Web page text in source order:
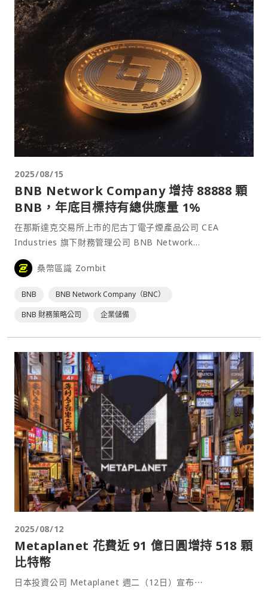
2025/08/15
BNB Network Company 增持 88888 顆
BNB，年底目標持有總供應量 1%
在那斯達克交易所上市的尼古丁電子煙產品公司 CEA
Industries 旗下財務管理公司 BNB Network
Company（BNC）週四宣布，公司再度購入 88,888 顆
BNB 代幣，進一步鞏固其作為全球最大 BNB 企業持有者的
桑幣區識 Zombit
BNB
BNB Network Company（BNC）
BNB 財務策略公司
企業儲備
2025/08/12
Metaplanet 花費近 91 億日圓增持 518 顆
比特幣
日本投資公司 Metaplanet 週二（12日）宣布⋯